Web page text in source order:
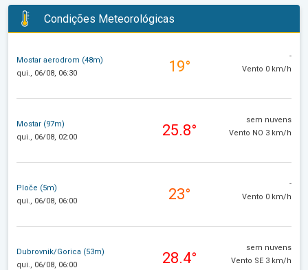
Condições Meteorológicas
Mostar aerodrom (48m)
qui., 06/08, 06:30
19°
-
Vento 0 km/h
Mostar (97m)
qui., 06/08, 02:00
25.8°
sem nuvens
Vento NO 3 km/h
Ploče (5m)
qui., 06/08, 06:00
23°
-
Vento 0 km/h
Dubrovnik/Gorica (53m)
qui., 06/08, 06:00
28.4°
sem nuvens
Vento SE 3 km/h